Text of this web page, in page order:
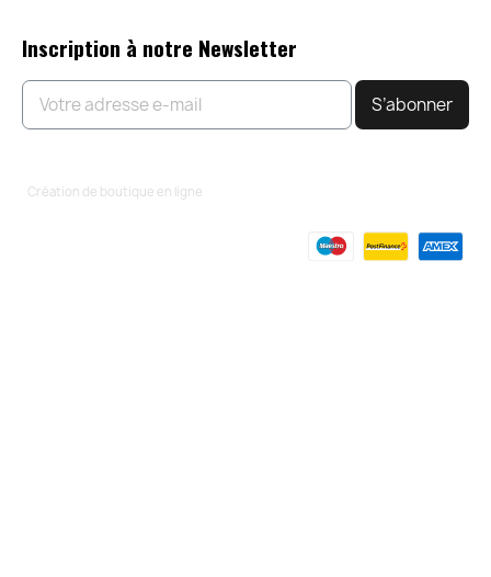
Inscription à notre Newsletter
S’abonner
Création de boutique en ligne